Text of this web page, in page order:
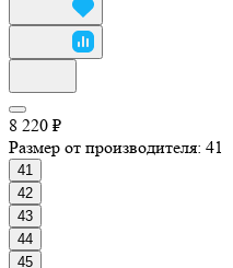
8 220 ₽
Размер от производителя: 41
41
42
43
44
45